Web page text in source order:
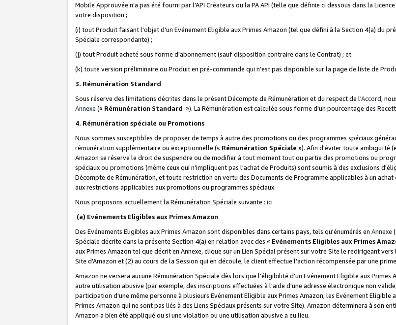
Mobile Approuvée n’a pas été fourni par l’API Créateurs ou la PA API (telle que définie ci dessous dans la
votre disposition ;
(i) tout Produit faisant l'objet d'un Evénement Eligible aux Primes Amazon (tel que défini à la Section 4(a) du
Spéciale correspondante) ;
(j) tout Produit acheté sous forme d'abonnement (sauf disposition contraire dans le Contrat) ; et
(k) toute version préliminaire ou Produit en pré-commande qui n’est pas disponible sur la page de liste de
3. Rémunération Standard
Sous réserve des limitations décrites dans le présent Décompte de Rémunération et du respect de l'Accord,
Annexe (« Rémunération Standard »). La Rémunération est calculée sous forme d'un pourcentage des
4. Rémunération spéciale ou Promotions
Nous sommes susceptibles de proposer de temps à autre des promotions ou des programmes spéciaux
rémunération supplémentaire ou exceptionnelle (« Rémunération Spéciale »). Afin d'éviter toute ambiguïté
Amazon se réserve le droit de suspendre ou de modifier à tout moment tout ou partie des promotions ou
spéciaux ou promotions (même ceux qui n'impliquent pas l'achat de Produits) sont soumis à des exclusions
Décompte de Rémunération, et toute restriction en vertu des Documents de Programme applicables à un
aux restrictions applicables aux promotions ou programmes spéciaux.
Nous proposons actuellement la Rémunération Spéciale suivante : ici
(a) Evénements Eligibles aux Primes Amazon
Des Evénements Eligibles aux Primes Amazon sont disponibles dans certains pays, tels qu'énumérés en Annexe
Spéciale décrite dans la présente Section 4(a) en relation avec des « Evénements Eligibles aux Primes
aux Primes Amazon tel que décrit en Annexe, clique sur un Lien Spécial présent sur votre Site le redirigeant
Site d'Amazon et (2) au cours de la Session qui en découle, le client effectue l'action récompensée par une
Amazon ne versera aucune Rémunération Spéciale dès lors que l'éligibilité d'un Evénement Eligible aux
autre utilisation abusive (par exemple, des inscriptions effectuées à l'aide d'une adresse électronique non
participation d'une même personne à plusieurs Evénement Eligible aux Primes Amazon, les Evénement
Primes Amazon qui ne sont pas liés à des Liens Spéciaux présents sur votre Site). Amazon déterminera à son
Amazon a bien été appliqué ou si une violation ou une utilisation abusive a eu lieu.